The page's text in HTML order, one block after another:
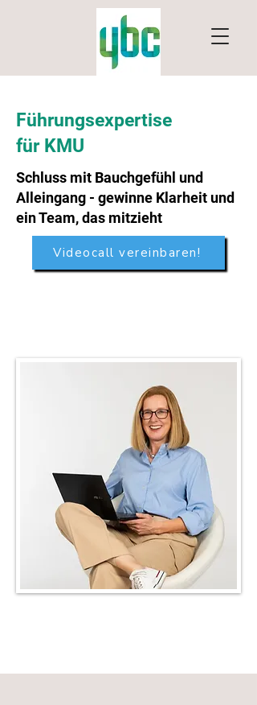
Führungsexpertise
für KMU
Schluss mit Bauchgefühl und
Alleingang - gewinne Klarheit und
ein Team, das mitzieht
Videocall vereinbaren!